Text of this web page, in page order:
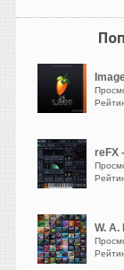
даже
(он
чистые
я
вы уже
написал
reFX
W. A.